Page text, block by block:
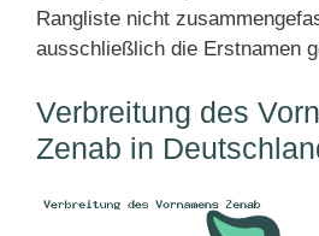
Rangliste nicht
ausschließlich die Erstnamen
Verbreitung des
Zenab in